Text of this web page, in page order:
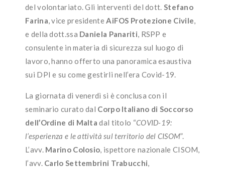
del volontariato. Gli interventi del dott. Stefano
Farina, vice presidenteAiFOS Protezione Civile,
e della dott.ssa Daniela Panariti, RSPP e
consulente in materia di sicurezza sul luogo di
lavoro, hanno offerto una panoramica esaustiva
sui DPI e su come gestirli nell’era Covid-19.
La giornata di venerdì si è conclusa con il
seminario curato dal Corpo Italiano di Soccorso
dell’Ordine di Malta dal titolo “COVID-19:
l’esperienza e le attività sul territorio del CISOM”.
L’avv. Marino Colosio, ispettore nazionale CISOM,
l’avv. Carlo Settembrini Trabucchi,